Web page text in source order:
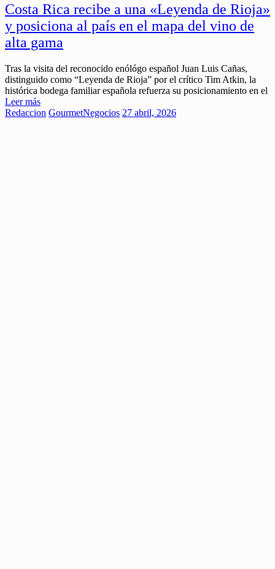
Costa Rica recibe a una «Leyenda de Rioja»
y posiciona al país en el mapa del vino de
alta gama
Tras la visita del reconocido enólógo español Juan Luis Cañas,
distinguido como “Leyenda de Rioja” por el crítico Tim Atkin, la
histórica bodega familiar española refuerza su posicionamiento en el
Leer más
Redaccion GourmetNegocios 27 abril, 2026